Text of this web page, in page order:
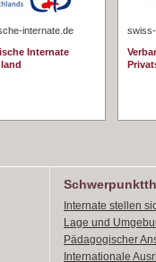
internate.de
Internate
Internate stellen
Lage und
Pädagogischer
Internationale